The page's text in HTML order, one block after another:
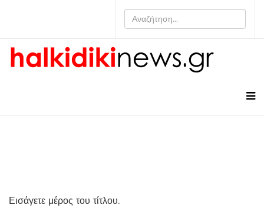
Εισάγετε μέρος του τίτλου.